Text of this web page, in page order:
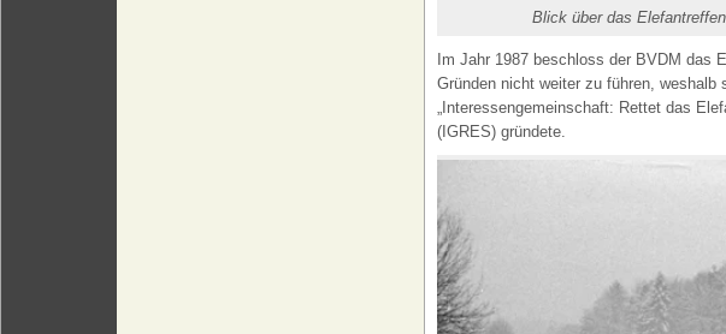
Blick über das
Im Jahr 1987 beschloss der BVDM das
Gründen nicht weiter zu führen,
„Interessengemeinschaft: Rettet das
(IGRES) gründete.